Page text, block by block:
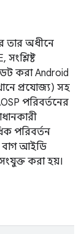
তার অধীনে
করা Android
প্রযোজ্য) সহ
পরিবর্তনের
পরিবর্তন
বাগ আইডি
করা হয়।